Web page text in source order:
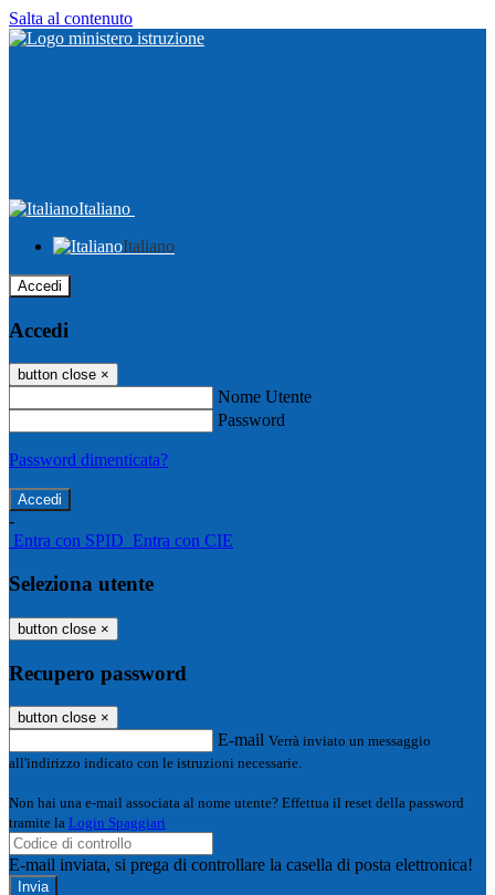
Salta al contenuto
Italiano
Italiano
Accedi
Accedi
button close ×
Nome Utente
Password
Password dimenticata?
-
Entra con SPID Entra con CIE
Seleziona utente
button close ×
Recupero password
button close ×
E-mail Verrà inviato un messaggio
all'indirizzo indicato con le istruzioni necessarie.
Non hai una e-mail associata al nome utente? Effettua il reset della password
tramite la Login Spaggiari
E-mail inviata, si prega di controllare la casella di posta elettronica!